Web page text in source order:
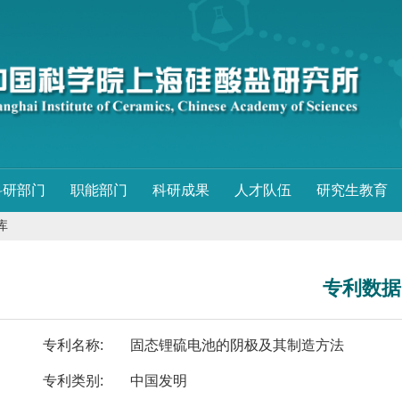
部门 职能部门 科研成果 人才队伍 研究生教育
专利数据
专利名称: 固态锂硫电池的阴极及其制造方法
专利类别: 中国发明